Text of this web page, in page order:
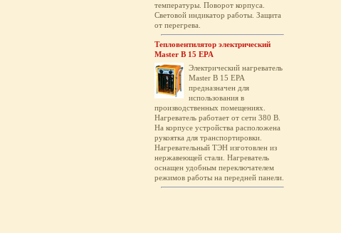
температуры. Поворот корпуса.
Световой индикатор работы. Защита
от перегрева.
Тепловентилятор электрический
Master B 15 EPA
Электрический нагреватель
Master B 15 EPA
предназначен для
использования в
производственных помещениях.
Нагреватель работает от сети 380 В.
На корпусе устройства расположена
рукоятка для транспортировки.
Нагревательный ТЭН изготовлен из
нержавеющей стали. Нагреватель
оснащен удобным переключателем
режимов работы на передней панели.